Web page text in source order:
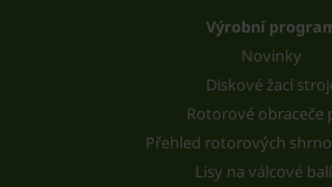
Výrobní
Novinky
Diskové žací
Rotorové obraceče
Přehled rotorových
Lisy na válcové